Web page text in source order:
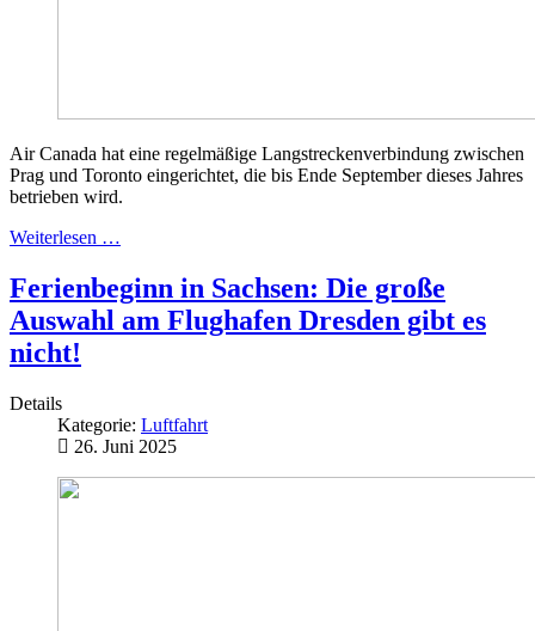
Air Canada hat eine regelmäßige Langstreckenverbindung zwischen
Prag und Toronto eingerichtet, die bis Ende September dieses Jahres
betrieben wird.
Weiterlesen …
Ferienbeginn in Sachsen: Die große
Auswahl am Flughafen Dresden gibt es
nicht!
Details
Kategorie: Luftfahrt
26. Juni 2025